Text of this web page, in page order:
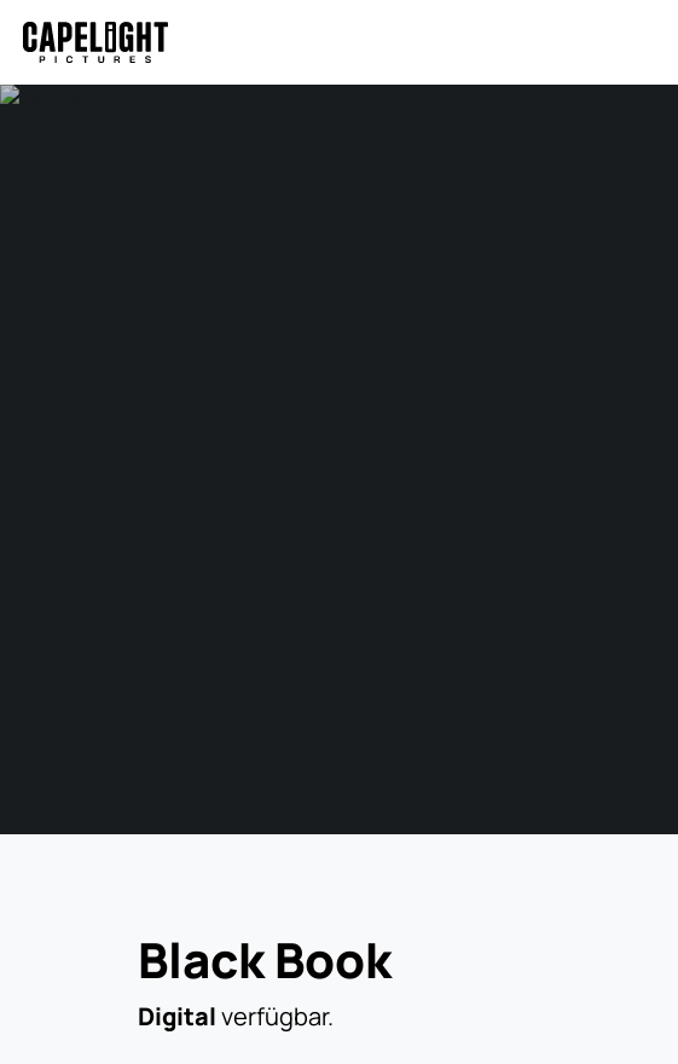
Black Book
Digitalverfügbar.